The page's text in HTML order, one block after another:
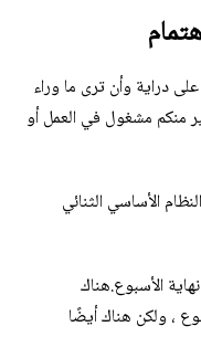
دراية وأن ترى ما وراء
منكم مشغول في العمل أو
الأساسي الثنائي
الأسبوع.هناك
، ولكن هناك أيضًا